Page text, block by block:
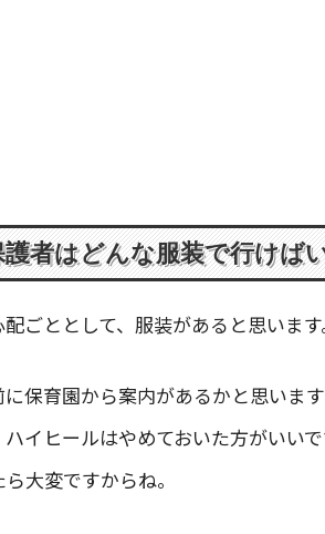
護者はどんな服装で行けば
ごととして、服装があると思います
保育園から案内があるかと思います
イヒールはやめておいた方がいい
大変ですからね。